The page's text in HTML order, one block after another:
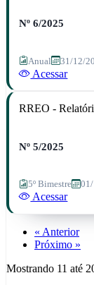
Nº 6/2025
Anual 31/12/
Acessar
RREO -
Nº 5/2025
5º Bimestre
Acessar
« Anterior
Próximo »
Mostrando 11 até